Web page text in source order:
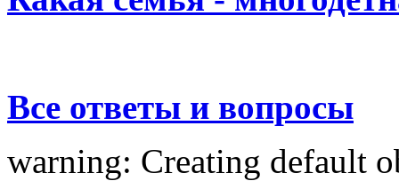
Все ответы и вопросы
warning: Creating default